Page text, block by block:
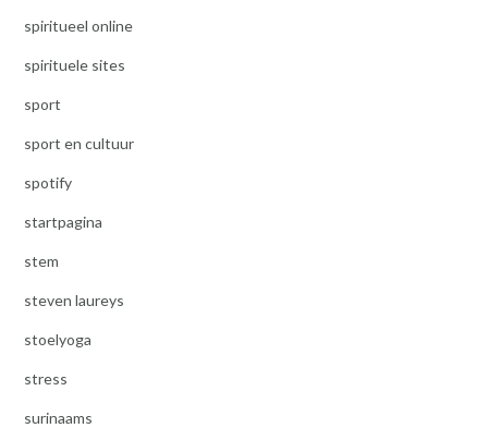
spiritueel online
spirituele sites
sport
sport en cultuur
spotify
startpagina
stem
steven laureys
stoelyoga
stress
surinaams